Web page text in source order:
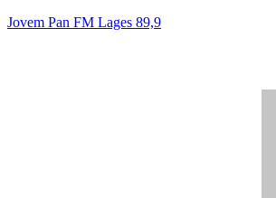
Jovem Pan FM Lages 89,9